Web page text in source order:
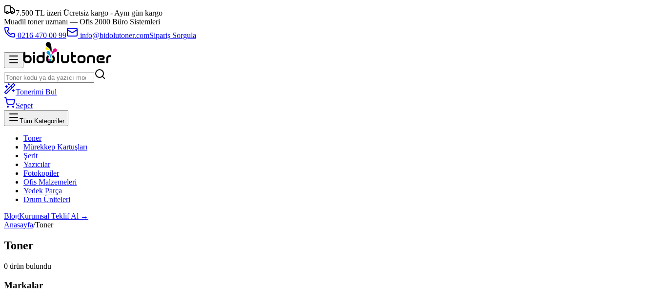
7.500 TL üzeri Ücretsiz kargo - Aynı gün kargo
Muadil toner uzmanı — Ofis 2000 Büro Sistemleri
0216 470 00 99
info@bidolutoner.comSipariş Sorgula
Tonerimi Bul
Sepet
Tüm Kategoriler
Toner
Mürekkep Kartuşları
Şerit
Yazıcılar
Fotokopiler
Ofis Malzemeleri
Yedek Parça
Drum Üniteleri
BlogKurumsal Teklif Al →
Anasayfa/Toner
Toner
0 ürün bulundu
Markalar